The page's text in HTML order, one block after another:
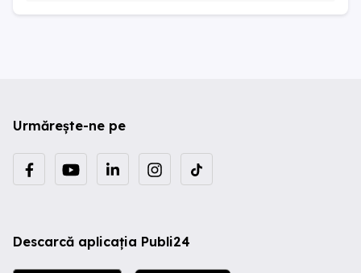
Urmărește-ne pe
Descarcă aplicația Publi24